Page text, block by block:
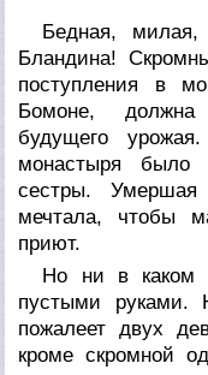
Бедная, милая,
Бландина!
поступления в
Бомоне,
будущего
монастыря было
сестры.
мечтала, чтобы
приют.
Но ни в каком
пустыми руками.
пожалеет двух
кроме скромной